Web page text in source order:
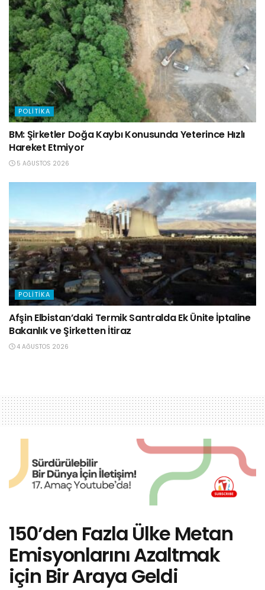
POLITIKA
BM: Şirketler Doğa Kaybı Konusunda Yeterince Hızlı
Hareket Etmiyor
5 AĞUSTOS 2026
POLITIKA
Afşin Elbistan’daki Termik Santralda Ek Ünite İptaline
Bakanlık ve Şirketten İtiraz
4 AĞUSTOS 2026
150’den Fazla Ülke Metan
Emisyonlarını Azaltmak
için Bir Araya Geldi